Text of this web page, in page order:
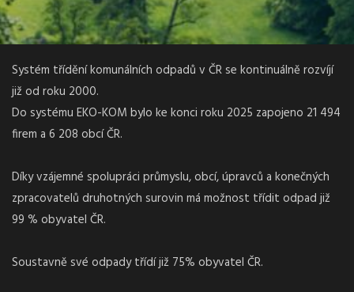
Systém třídění komunálních odpadů v ČR se kontinuálně rozvíjí
již od roku 2000.
Do systému EKO-KOM bylo ke konci roku 2025 zapojeno 21 494
firem a 6 208 obcí ČR.
Díky vzájemné spolupráci průmyslu, obcí, úpravců a konečných
zpracovatelů druhotných surovin má možnost třídit odpad již
99 % obyvatel ČR.
Soustavně své odpady třídí již 75% obyvatel ČR.